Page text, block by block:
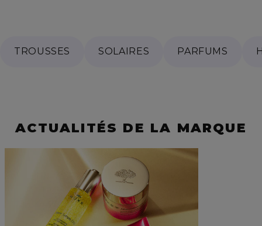
TROUSSES SOLAIRES PARFUMS
ACTUALITÉS DE LA MARQUE